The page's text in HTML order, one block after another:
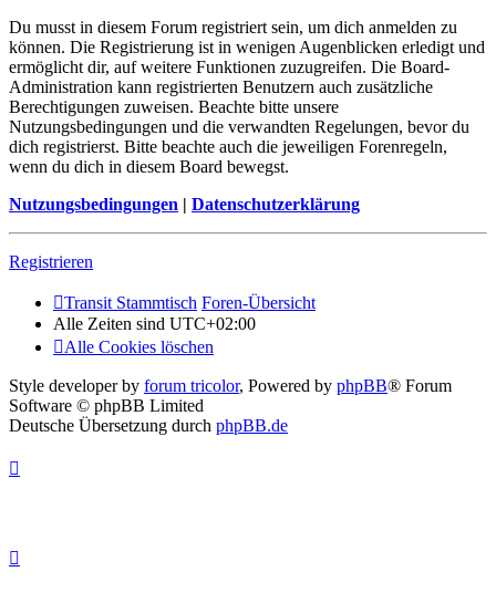
Du musst in diesem Forum registriert sein, um dich anmelden zu
können. Die Registrierung ist in wenigen Augenblicken erledigt und
ermöglicht dir, auf weitere Funktionen zuzugreifen. Die Board-
Administration kann registrierten Benutzern auch zusätzliche
Berechtigungen zuweisen. Beachte bitte unsere
Nutzungsbedingungen und die verwandten Regelungen, bevor du
dich registrierst. Bitte beachte auch die jeweiligen Forenregeln,
wenn du dich in diesem Board bewegst.
Nutzungsbedingungen | Datenschutzerklärung
Registrieren
Transit Stammtisch Foren-Übersicht
Alle Zeiten sind UTC+02:00
Alle Cookies löschen
Style developer by forum tricolor, Powered by phpBB® Forum
Software © phpBB Limited
Deutsche Übersetzung durch phpBB.de